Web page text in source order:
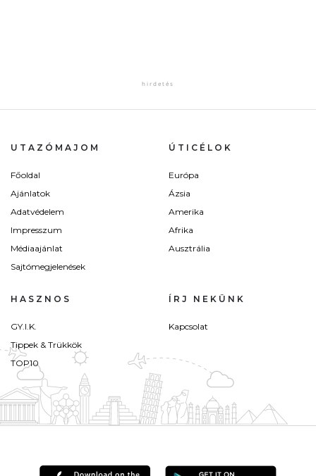
UTAZÓMAJOM
Főoldal
Ajánlatok
Adatvédelem
Impresszum
Médiaajánlat
Sajtómegjelenések
ÚTICÉLOK
Európa
Ázsia
Amerika
Afrika
Ausztrália
HASZNOS
GY.I.K.
Tippek & Trükkök
TOP10
ÍRJ NEKÜNK
Kapcsolat